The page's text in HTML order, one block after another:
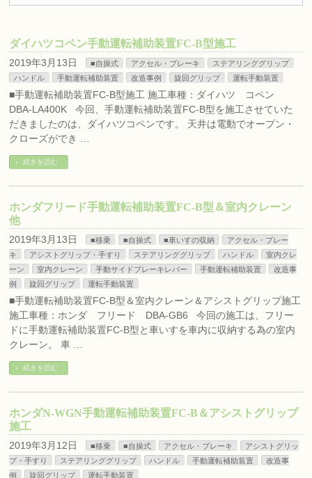
ダイハツコペン手動運転補助装置FC-B型施工
2019年3月13日 ■自操式 アクセル・ブレーキ
ステアリンググリップ
ハンドル
手動運転補助装置 改造事例 旋回グリップ 運転手動装置
■手動運転補助装置FC-B型施工 施工車種：ダイハツ コペン
DBA-LA400K 今回、手動運転補助装置FC-B型を施工させていた
だきましたのは、ダイハツコペンです。 天井は電動でオープン・
クローズができ …
続きを読む
ホンダフリード手動運転補助装置FC-B型＆室内クレーン
他
2019年3月13日 ■移乗 ■自操式 ■車いすの収納
アクセル・ブレー
キ
アシストグリップ・手すり ステアリンググリップ ハンドル
室内クレ
ーン
室内クレーン 手動サイドブレーキレバー 手動運転補助装置
改造事
例
旋回グリップ 運転手動装置
■手動運転補助装置FC-B型＆室内クレーン＆アシストグリップ施工
施工車種：ホンダ フリード DBA-GB6 今回の施工は、フリー
ドに手動運転補助装置FC-B型と車いすを車内に収納する為の室内
クレーン。 車 …
続きを読む
ホンダN-WGN手動運転補助装置FC-B＆アシストグリップ
施工
2019年3月12日 ■移乗 ■自操式 アクセル・ブレーキ
アシストグリッ
プ・手すり
ステアリンググリップ ハンドル 手動運転補助装置
改造事
例
旋回グリップ 運転手動装置